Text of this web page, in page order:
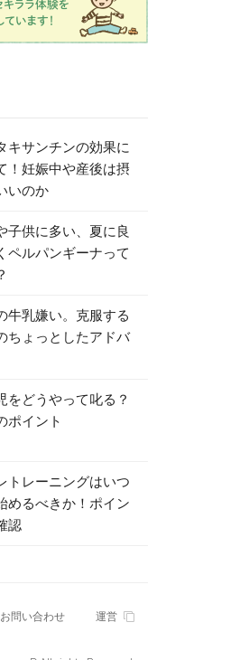
キサンチンの効果に
！妊娠中や産後は摂
いのか
子供に多い、夏に良
ペルパンギーナって
牛乳嫌い。克服する
ちょっとしたアドバ
をどうやって叱る？
ポイント
トレーニングはいつ
めるべきか！ポイン
認
お問い合わせ 運営